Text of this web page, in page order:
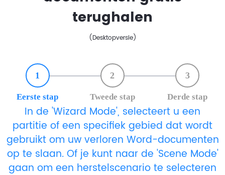
terughalen
(Desktopversie)
1
Eerste stap
2
Tweede stap
3
Derde stap
In de 'Wizard Mode', selecteert u een
partitie of een specifiek gebied dat wordt
gebruikt om uw verloren Word-documenten
op te slaan. Of je kunt naar de 'Scene Mode'
gaan om een herstelscenario te selecteren